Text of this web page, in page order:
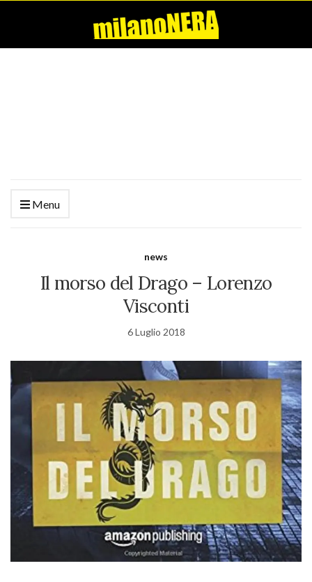
Menu
news
Il morso del Drago – Lorenzo
Visconti
6 Luglio 2018